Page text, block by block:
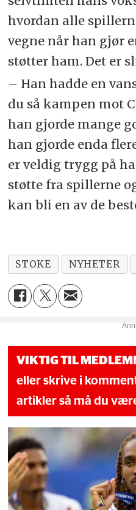
hvordan alle
vegne når han gjør
støtter ham. Det er
– Han hadde en
du så kampen mot
han gjorde mange
han gjorde enda
er veldig trygg på
støtte fra spillerne
kan bli en av de
STOKE NYHETER
VIKTIG TIL
eller skrive i
artikler så må du